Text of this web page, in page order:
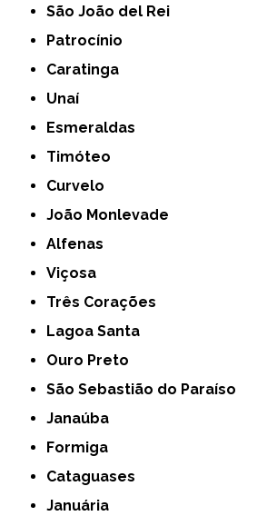
São João del Rei
Patrocínio
Caratinga
Unaí
Esmeraldas
Timóteo
Curvelo
João Monlevade
Alfenas
Viçosa
Três Corações
Lagoa Santa
Ouro Preto
São Sebastião do Paraíso
Janaúba
Formiga
Cataguases
Januária